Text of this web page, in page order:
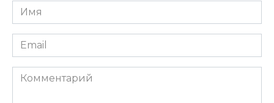
Имя
*
Email
*
Комментарий